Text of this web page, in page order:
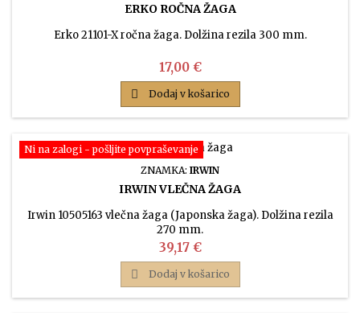
ERKO ROČNA ŽAGA
Erko 21101-X ročna žaga. Dolžina rezila 300 mm.
Cena
17,00 €
 Dodaj v košarico
Ni na zalogi - pošljite povpraševanje
ZNAMKA: IRWIN
IRWIN VLEČNA ŽAGA
Irwin 10505163 vlečna žaga (Japonska žaga). Dolžina rezila
270 mm.
Cena
39,17 €
 Dodaj v košarico